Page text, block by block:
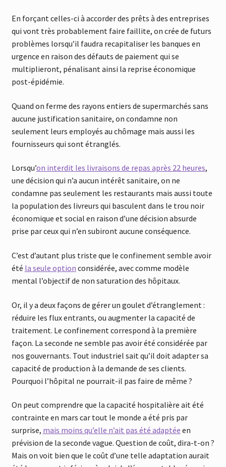
En forçant celles-ci à accorder des prêts à des entreprises
qui vont très probablement faire faillite, on crée de futurs
problèmes lorsqu’il faudra recapitaliser les banques en
urgence en raison des défauts de paiement qui se
multiplieront, pénalisant ainsi la reprise économique
post-épidémie.
Quand on ferme des rayons entiers de supermarchés sans
aucune justification sanitaire, on condamne non
seulement leurs employés au chômage mais aussi les
fournisseurs qui sont étranglés.
Lorsqu’on interdit les livraisons de repas après 22 heures,
une décision qui n’a aucun intérêt sanitaire, on ne
condamne pas seulement les restaurants mais aussi toute
la population des livreurs qui basculent dans le trou noir
économique et social en raison d’une décision absurde
prise par ceux qui n’en subiront aucune conséquence.
C’est d’autant plus triste que le confinement semble avoir
été la seule option considérée, avec comme modèle
mental l’objectif de non saturation des hôpitaux.
Or, il y a deux façons de gérer un goulet d’étranglement :
réduire les flux entrants, ou augmenter la capacité de
traitement. Le confinement correspond à la première
façon. La seconde ne semble pas avoir été considérée par
nos gouvernants. Tout industriel sait qu’il doit adapter sa
capacité de production à la demande de ses clients.
Pourquoi l’hôpital ne pourrait-il pas faire de même ?
On peut comprendre que la capacité hospitalière ait été
contrainte en mars car tout le monde a été pris par
surprise, mais moins qu’elle n’ait pas été adaptée en
prévision de la seconde vague. Question de coût, dira-t-on ?
Mais on voit bien que le coût d’une telle adaptation aurait